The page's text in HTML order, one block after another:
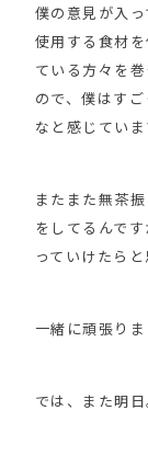
僕の意見が入
使用する食材
ている方々を
ので、僕はす
なと感じていま
またまた無茶
をしてるんで
っていけたらと
一緒に頑張りま
では、また明日